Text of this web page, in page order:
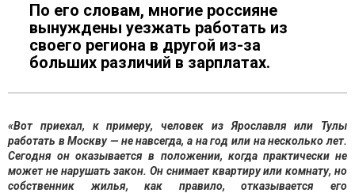
По его словам, многие россияне
вынуждены уезжать работать из
своего региона в другой из-за
больших различий в зарплатах.
«Вот приехал, к примеру, человек из Ярославля или Тулы
работать в Москву — не навсегда, а на год или на несколько лет.
Сегодня он оказывается в положении, когда практически не
может не нарушать закон. Он снимает квартиру или комнату, но
собственник жилья, как правило, отказывается его